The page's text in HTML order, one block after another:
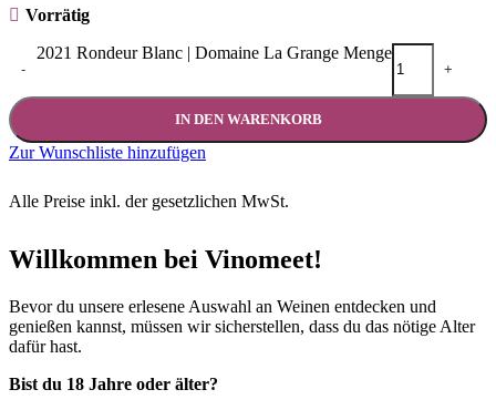
Vorrätig
-
2021 Rondeur Blanc | Domaine La Grange Menge
+
IN DEN WARENKORB
Zur Wunschliste hinzufügen
Alle Preise inkl. der gesetzlichen MwSt.
Willkommen bei Vinomeet!
Bevor du unsere erlesene Auswahl an Weinen entdecken und
genießen kannst, müssen wir sicherstellen, dass du das nötige Alter
dafür hast.
Bist du 18 Jahre oder älter?